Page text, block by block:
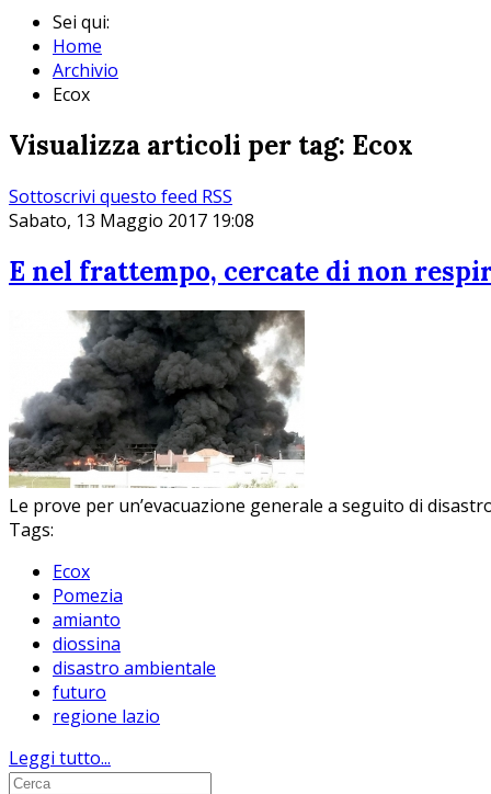
Sei qui:
Home
Archivio
Ecox
Visualizza articoli per tag: Ecox
Sottoscrivi questo feed RSS
Sabato, 13 Maggio 2017 19:08
E nel frattempo, cercate di non
Le prove per un’evacuazione generale a seguito di
Tags:
Ecox
Pomezia
amianto
diossina
disastro ambientale
futuro
regione lazio
Leggi tutto...